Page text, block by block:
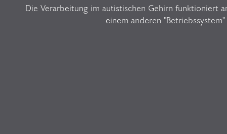
Die Verarbeitung im autistischen Gehirn funktioniert
einem anderen